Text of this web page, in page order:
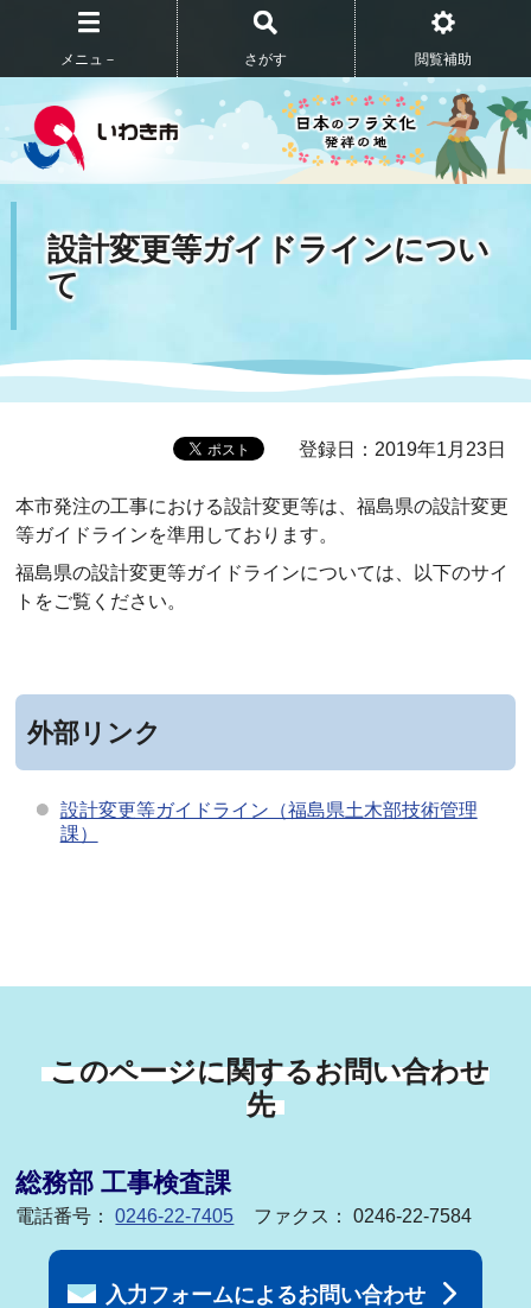
メニュ－ さがす 閲覧補助
設計変更等ガイドラインについ
て
登録日：2019年1月23日
本市発注の工事における設計変更等は、福島県の設計変更
等ガイドラインを準用しております。
福島県の設計変更等ガイドラインについては、以下のサイ
トをご覧ください。
外部リンク
設計変更等ガイドライン（福島県土木部技術管理
課）
このページに関するお問い合わせ
先
総務部 工事検査課
電話番号：0246-22-7405 ファクス： 0246-22-7584
入力フォームによるお問い合わせ